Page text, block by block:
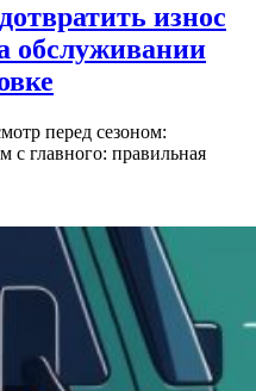
износ
обслуживании
перед сезоном:
главного: правильная